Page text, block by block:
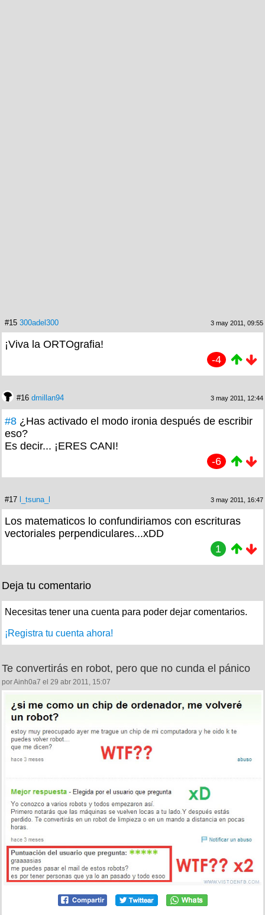
#15 300adel300 3 may 2011, 09:55
¡Viva la ORTOgrafia!
-4
#16 dmillan94 3 may 2011, 12:44
#8 ¿Has activado el modo ironia después de escribir
eso?
Es decir... ¡ERES CANI!
-6
#17 l_tsuna_l 3 may 2011, 16:47
Los matematicos lo confundiriamos con escrituras
vectoriales perpendiculares...xDD
1
Deja tu comentario
Necesitas tener una cuenta para poder dejar comentarios.
¡Registra tu cuenta ahora!
Te convertirás en robot, pero que no cunda el pánico
por Ainh0a7 el 29 abr 2011, 15:07